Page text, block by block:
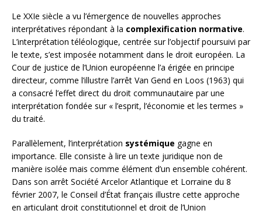
Le XXIe siècle a vu l’émergence de nouvelles approches
interprétatives répondant à la complexification normative.
L’interprétation téléologique, centrée sur l’objectif poursuivi par
le texte, s’est imposée notamment dans le droit européen. La
Cour de justice de l’Union européenne l’a érigée en principe
directeur, comme l’illustre l’arrêt Van Gend en Loos (1963) qui
a consacré l’effet direct du droit communautaire par une
interprétation fondée sur « l’esprit, l’économie et les termes »
du traité.
Parallèlement, l’interprétation systémique gagne en
importance. Elle consiste à lire un texte juridique non de
manière isolée mais comme élément d’un ensemble cohérent.
Dans son arrêt Société Arcelor Atlantique et Lorraine du 8
février 2007, le Conseil d’État français illustre cette approche
en articulant droit constitutionnel et droit de l’Union